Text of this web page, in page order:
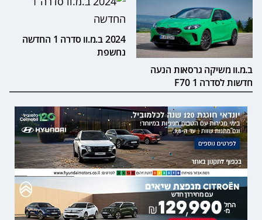
ב.מ.וו משיקה גרסאות הנעה
חדשות לסדרה 1 F70
2024 ב.מ.וו סדרה 1 החדשה
נחשפת